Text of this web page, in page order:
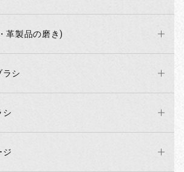
革製品の磨き)
シ
ジ